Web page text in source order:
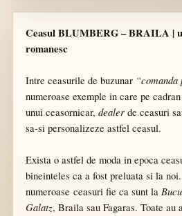
Ceasul BLUMBERG – BRAILA |
romanesc
Intre ceasurile de buzunar
numeroase exemple in care pe
unui ceasornicar, dealer de ceasuri
sa-si personalizeze astfel ceasul.
Exista o astfel de moda in epoca
bineinteles ca a fost preluata si la
numeroase ceasuri fie ca sunt la
Galatz, Braila sau Fagaras. Toate au